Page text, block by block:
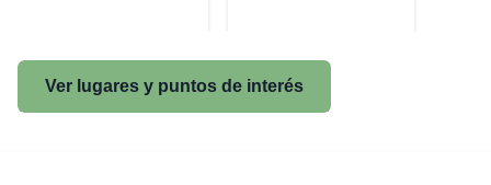
Ver lugares y puntos de interés